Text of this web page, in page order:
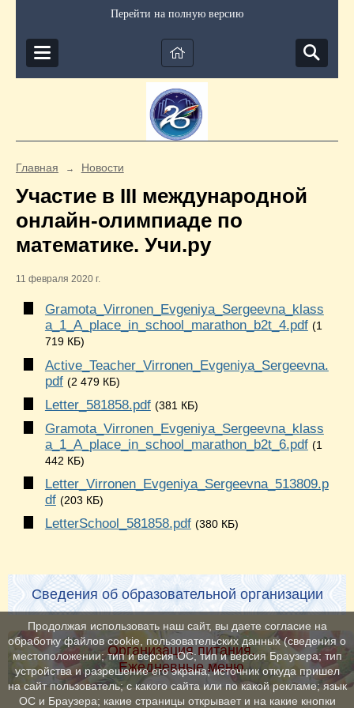
Перейти на полную версию
Главная → Новости
Участие в III международной
онлайн-олимпиаде по
математике. Учи.ру
11 февраля 2020 г.
Gramota_Virronen_Evgeniya_Sergeevna_klass
a_1_A_place_in_school_marathon_b2t_4.pdf (1
719 КБ)
Active_Teacher_Virronen_Evgeniya_Sergeevna.
pdf (2 479 КБ)
Letter_581858.pdf (381 КБ)
Gramota_Virronen_Evgeniya_Sergeevna_klass
a_1_A_place_in_school_marathon_b2t_6.pdf (1
442 КБ)
Letter_Virronen_Evgeniya_Sergeevna_513809.p
df (203 КБ)
LetterSchool_581858.pdf (380 КБ)
Сведения об образовательной организации
Организация питания.
Ежедневные меню
Продолжая использовать наш сайт, вы даете согласие на
обработку файлов cookie, пользовательских данных (сведения о
местоположении; тип и версия ОС; тип и версия Браузера; тип
устройства и разрешение его экрана; источник откуда пришел
на сайт пользователь; с какого сайта или по какой рекламе; язык
ОС и Браузера; какие страницы открывает и на какие кнопки